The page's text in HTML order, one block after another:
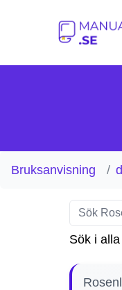
Bruksanvisning
Sök i